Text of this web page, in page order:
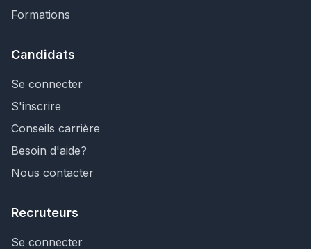
Formations
Candidats
Se connecter
S'inscrire
Conseils carrière
Besoin d'aide?
Nous contacter
Recruteurs
Se connecter